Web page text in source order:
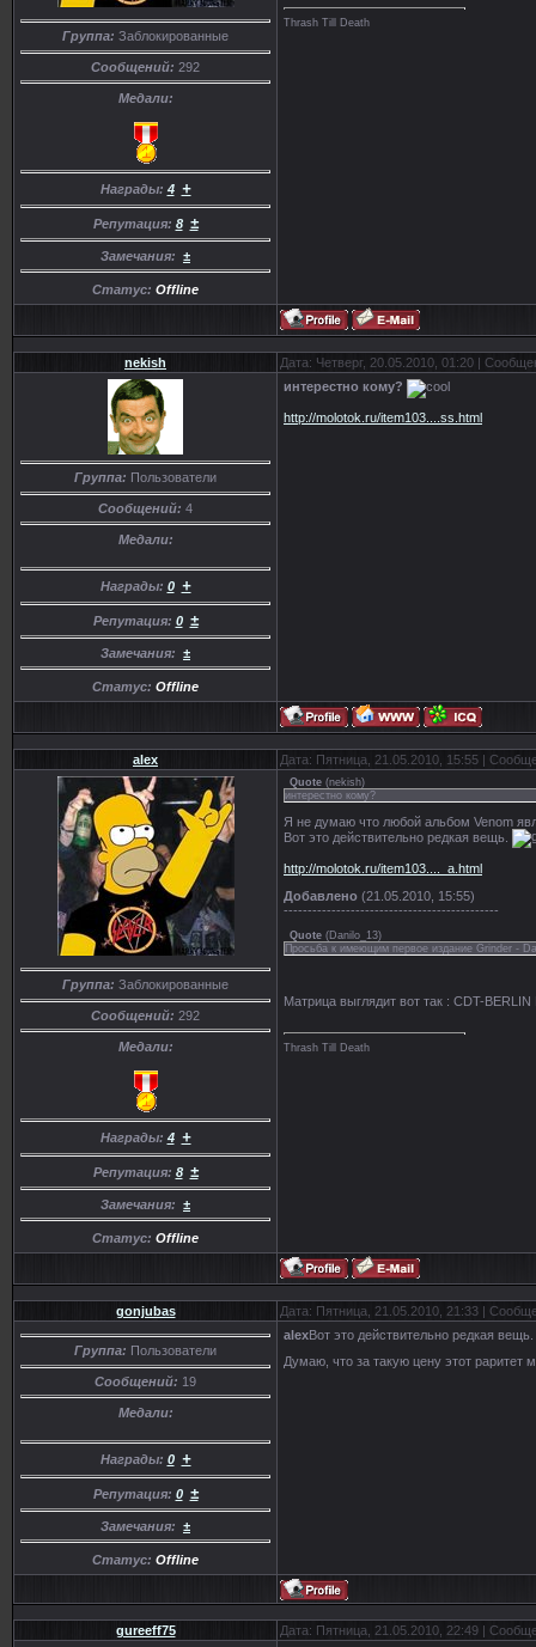
Группа: Заблокированные
Сообщений: 292
Медали:
Награды: 4 +
Репутация: 8 ±
Замечания: ±
Статус: Offline
Thrash Till Death
nekish Дата: Четверг, 20.05.2010, 01:20 |
Группа: Пользователи
Сообщений: 4
Медали:
Награды: 0 +
Репутация: 0 ±
Замечания: ±
Статус: Offline
интерестно кому?
http://molotok.ru/item103....ss.html
alex Дата: Пятница, 21.05.2010, 15:55 |
Группа: Заблокированные
Сообщений: 292
Медали:
Награды: 4 +
Репутация: 8 ±
Замечания: ±
Статус: Offline
Quote (nekish)
интерестно кому?
Я не думаю что любой альбом Venom
Вот это действительно редкая вещь.
http://molotok.ru/item103...._a.html
Добавлено (21.05.2010, 15:55)
---------------------------------------------
Quote (Danilo_13)
Просьба к имеющим первое издание Grinder -
Матрица выглядит вот так : CDT-
Thrash Till Death
gonjubas Дата: Пятница, 21.05.2010, 21:33 |
Группа: Пользователи
Сообщений: 19
Медали:
Награды: 0 +
Репутация: 0 ±
Замечания: ±
Статус: Offline
alexВот это действительно редкая вещь.
Думаю, что за такую цену этот раритет
gureeff75
Дата: Пятница, 21.05.2010, 22:49 |